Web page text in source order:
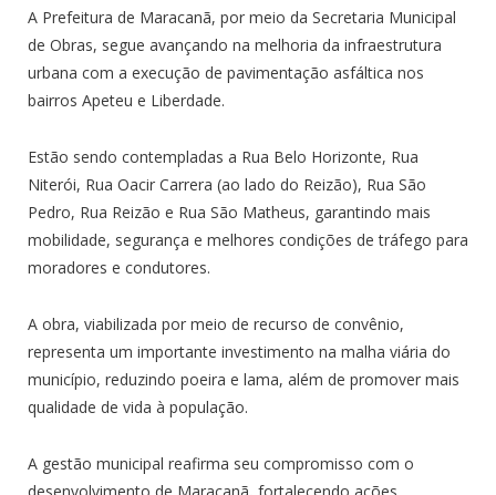
A Prefeitura de Maracanã, por meio da Secretaria Municipal
de Obras, segue avançando na melhoria da infraestrutura
urbana com a execução de pavimentação asfáltica nos
bairros Apeteu e Liberdade.
Estão sendo contempladas a Rua Belo Horizonte, Rua
Niterói, Rua Oacir Carrera (ao lado do Reizão), Rua São
Pedro, Rua Reizão e Rua São Matheus, garantindo mais
mobilidade, segurança e melhores condições de tráfego para
moradores e condutores.
A obra, viabilizada por meio de recurso de convênio,
representa um importante investimento na malha viária do
município, reduzindo poeira e lama, além de promover mais
qualidade de vida à população.
A gestão municipal reafirma seu compromisso com o